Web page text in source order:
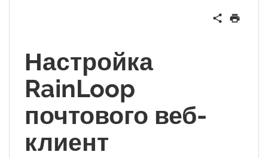
Настройка
RainLoop
почтового веб-
клиент